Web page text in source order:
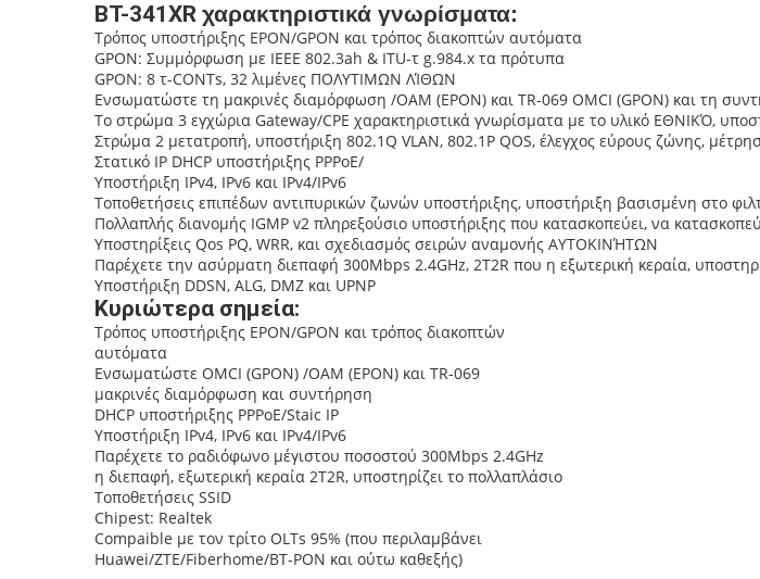
BT-341XR χαρακτηριστικά γνωρίσματα:
Τρόπος υποστήριξης EPON/GPON και τρόπος διακοπτών αυτόματα
GPON: Συμμόρφωση με IEEE 802.3ah & ITU-τ g.984.x τα πρότυπα
GPON: 8 τ-CONTs, 32 λιμένες ΠΟΛΥΤΙΜΩΝ ΛΊΘΩΝ
Ενσωματώστε τη μακρινές διαμόρφωση /OAM (EPON) και TR-069 OMCI (GPON) και τη
Το στρώμα 3 εγχώρια Gateway/CPE χαρακτηριστικά γνωρίσματα με το υλικό ΕΘΝΙΚΌ,
Στρώμα 2 μετατροπή, υποστήριξη 802.1Q VLAN, 802.1P QOS, έλεγχος εύρους ζώνης,
Στατικό IP DHCP υποστήριξης PPPoE/
Υποστήριξη IPv4, IPv6 και IPv4/IPv6
Τοποθετήσεις επιπέδων αντιπυρικών ζωνών υποστήριξης, υποστήριξη βασισμένη στο
Πολλαπλής διανομής IGMP v2 πληρεξούσιο υποστήριξης που κατασκοπεύει, να
Υποστηρίξεις Qos PQ, WRR, και σχεδιασμός σειρών αναμονής ΑΥΤΟΚΙΝΉΤΩΝ
Παρέχετε την ασύρματη διεπαφή 300Mbps 2.4GHz, 2T2R που η εξωτερική κεραία,
Υποστήριξη DDSN, ALG, DMZ και UPNP
Κυριώτερα σημεία:
Τρόπος υποστήριξης EPON/GPON και τρόπος διακοπτών
αυτόματα
Ενσωματώστε OMCI (GPON) /OAM (EPON) και TR-069
μακρινές διαμόρφωση και συντήρηση
DHCP υποστήριξης PPPoE/Staic IP
Υποστήριξη IPv4, IPv6 και IPv4/IPv6
Παρέχετε το ραδιόφωνο μέγιστου ποσοστού 300Mbps 2.4GHz
η διεπαφή, εξωτερική κεραία 2T2R, υποστηρίζει το πολλαπλάσιο
Τοποθετήσεις SSID
Chipest: Realtek
Compaible με τον τρίτο OLTs 95% (που περιλαμβάνει
Huawei/ZTE/Fiberhome/BT-PON και ούτω καθεξής)